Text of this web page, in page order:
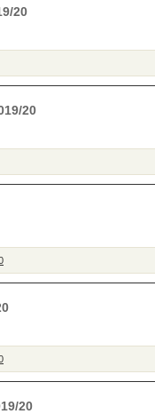
20
20
20